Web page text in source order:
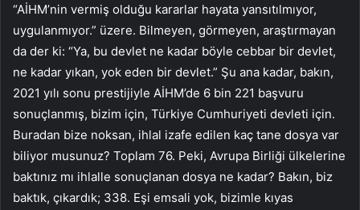
“AİHM’nin vermiş olduğu kararlar hayata yansıtılmıyor,
uygulanmıyor.” üzere. Bilmeyen, görmeyen, araştırmayan
da der ki: “Ya, bu devlet ne kadar böyle cebbar bir devlet,
ne kadar yıkan, yok eden bir devlet.” Şu ana kadar, bakın,
2021 yılı sonu prestijiyle AİHM’de 6 bin 221 başvuru
sonuçlanmış, bizim için, Türkiye Cumhuriyeti devleti için.
Buradan bize noksan, ihlal izafe edilen kaç tane dosya var
biliyor musunuz? Toplam 76. Peki, Avrupa Birliği ülkelerine
baktınız mı ihlalle sonuçlanan dosya ne kadar? Bakın, biz
baktık, çıkardık; 338. Eşi emsali yok, bizimle kıyas